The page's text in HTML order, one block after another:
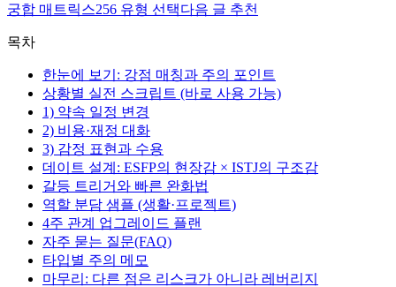
궁합 매트릭스256 유형 선택다음 글 추천
목차
한눈에 보기: 강점 매칭과 주의 포인트
상황별 실전 스크립트 (바로 사용 가능)
1) 약속 일정 변경
2) 비용·재정 대화
3) 감정 표현과 수용
데이트 설계: ESFP의 현장감 × ISTJ의 구조감
갈등 트리거와 빠른 완화법
역할 분담 샘플 (생활·프로젝트)
4주 관계 업그레이드 플랜
자주 묻는 질문(FAQ)
타입별 주의 메모
마무리: 다른 점은 리스크가 아니라 레버리지